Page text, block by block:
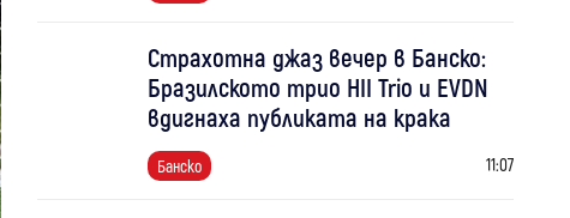
Страхотна джаз вечер в Банско:
Бразилското трио HII Trio и EVDN
вдигнаха публиката на крака
Банско 11:07